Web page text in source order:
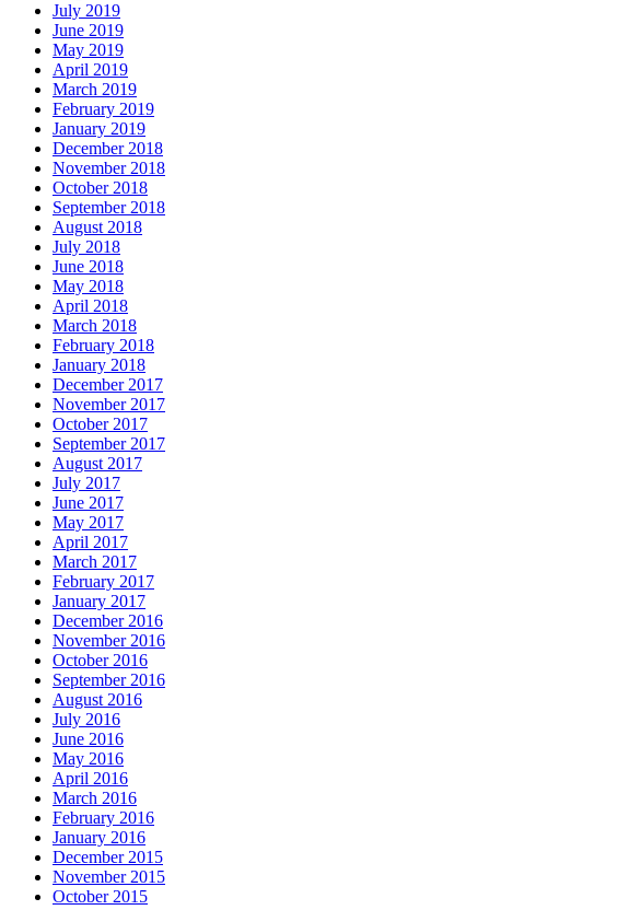
July 2019
June 2019
May 2019
April 2019
March 2019
February 2019
January 2019
December 2018
November 2018
October 2018
September 2018
August 2018
July 2018
June 2018
May 2018
April 2018
March 2018
February 2018
January 2018
December 2017
November 2017
October 2017
September 2017
August 2017
July 2017
June 2017
May 2017
April 2017
March 2017
February 2017
January 2017
December 2016
November 2016
October 2016
September 2016
August 2016
July 2016
June 2016
May 2016
April 2016
March 2016
February 2016
January 2016
December 2015
November 2015
October 2015